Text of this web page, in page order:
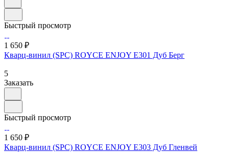
Быстрый просмотр
1 650 ₽
Кварц-винил (SPC) ROYCE ENJOY Е301 Дуб Берг
5
Заказать
Быстрый просмотр
1 650 ₽
Кварц-винил (SPC) ROYCE ENJOY Е303 Дуб Гленвей